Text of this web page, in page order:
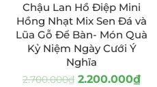
Chậu Lan Hồ Điệp Mini
Hồng Nhạt Mix Sen Đá và
Lũa Gỗ Để Bàn- Món Quà
Kỷ Niệm Ngày Cưới Ý
Nghĩa
2.700.000₫ 2.200.000₫